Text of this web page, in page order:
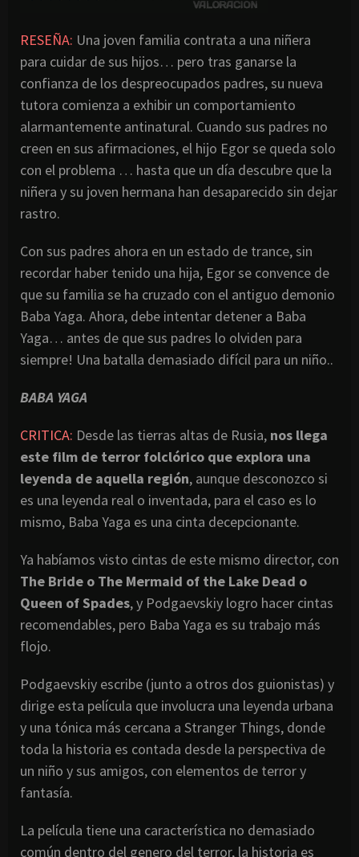
RESEÑA: Una joven familia contrata a una niñera
para cuidar de sus hijos… pero tras ganarse la
confianza de los despreocupados padres, su nueva
tutora comienza a exhibir un comportamiento
alarmantemente antinatural. Cuando sus padres no
creen en sus afirmaciones, el hijo Egor se queda solo
con el problema … hasta que un día descubre que la
niñera y su joven hermana han desaparecido sin dejar
rastro.
Con sus padres ahora en un estado de trance, sin
recordar haber tenido una hija, Egor se convence de
que su familia se ha cruzado con el antiguo demonio
Baba Yaga. Ahora, debe intentar detener a Baba
Yaga… antes de que sus padres lo olviden para
siempre! Una batalla demasiado difícil para un niño..
BABA YAGA
CRITICA: Desde las tierras altas de Rusia, nos llega
este film de terror folclórico que explora una
leyenda de aquella región, aunque desconozco si
es una leyenda real o inventada, para el caso es lo
mismo, Baba Yaga es una cinta decepcionante.
Ya habíamos visto cintas de este mismo director, con
The Bride o The Mermaid of the Lake Dead o
Queen of Spades, y Podgaevskiy logro hacer cintas
recomendables, pero Baba Yaga es su trabajo más
flojo.
Podgaevskiy escribe (junto a otros dos guionistas) y
dirige esta película que involucra una leyenda urbana
y una tónica más cercana a Stranger Things, donde
toda la historia es contada desde la perspectiva de
un niño y sus amigos, con elementos de terror y
fantasía.
La película tiene una característica no demasiado
común dentro del genero del terror, la historia es